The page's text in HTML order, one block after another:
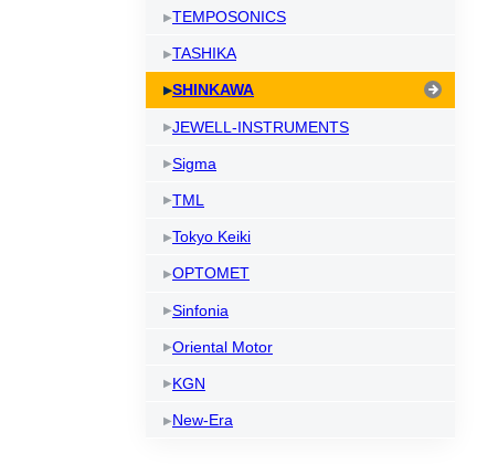
TEMPOSONICS
TASHIKA
SHINKAWA
JEWELL-INSTRUMENTS
Sigma
TML
Tokyo Keiki
OPTOMET
Sinfonia
Oriental Motor
KGN
New-Era